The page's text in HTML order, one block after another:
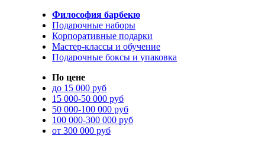
Философия барбекю
Подарочные наборы
Корпоративные подарки
Мастер-классы и обучение
Подарочные боксы и упаковка
По цене
до 15 000 руб
15 000-50 000 руб
50 000-100 000 руб
100 000-300 000 руб
от 300 000 руб